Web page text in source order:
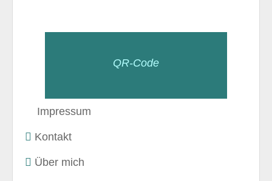
QR-Code
Impressum
Kontakt
Über mich